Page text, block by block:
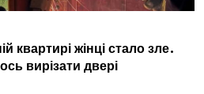
квартирі жінці стало зле.
вирізати двері